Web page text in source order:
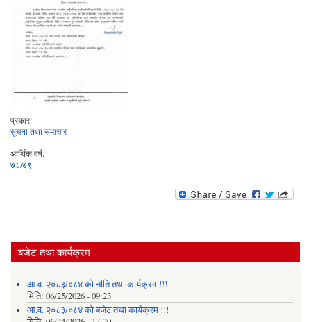
प्रकार:
सूचना तथा समाचार
आर्थिक वर्ष:
७८/७९
बजेट तथा कार्यक्रम
आ.व. २०८३/०८४ को नीति तथा कार्यक्रम !!!
मिति: 06/25/2026 - 09:23
आ.व. २०८३/०८४ को बजेट तथा कार्यक्रम !!!